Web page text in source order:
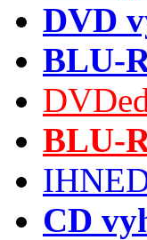
DVD
BLU-
BLU-
CD